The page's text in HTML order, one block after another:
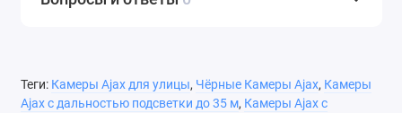
Теги: Камеры Ajax для улицы, Чёрные Камеры Ajax, Камеры
Ajax с дальностью подсветки до 35 м, Камеры Ajax с